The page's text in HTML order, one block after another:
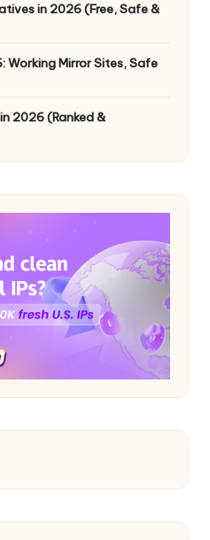
in 2026 (Free, Safe &
Working Mirror Sites, Safe
2026 (Ranked &